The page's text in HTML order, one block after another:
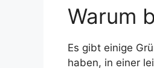
Warum
Es gibt einige
haben, in einer